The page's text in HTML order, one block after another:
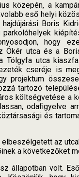
közepén, a
eső helyi
Boris
hogy
Ókér utca és a
Tölgyfa utca
cseréje is
projektum
tartozó
költségvetése a
odafigyelve
és
az
a következőket
állapotban volt.